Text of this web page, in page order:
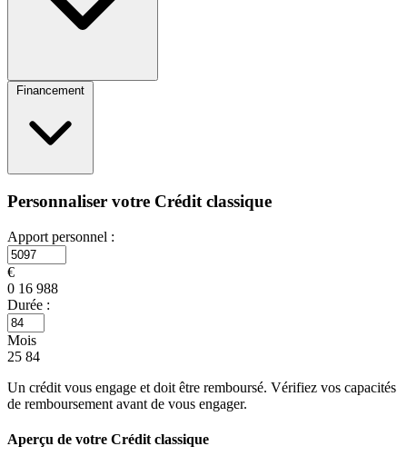
Financement
Personnaliser votre Crédit classique
Apport personnel :
€
0 16 988
Durée :
Mois
25 84
Un crédit vous engage et doit être remboursé. Vérifiez vos capacités
de remboursement avant de vous engager.
Aperçu de votre Crédit classique